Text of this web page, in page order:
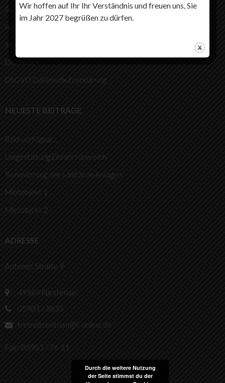
Angelordnung
Impressum
Kontakt
Disclaimer
DSGVO Datenschutzerklärung
NEUESTE BEITRÄGE
Bald verfügbar…
Umgestaltung Einfahrtsbereich
Renovierung der sanitären Anlagen
Mietobjekt 1
Mietobjekt 2
ADRESSE
Antener Straße 9
49584 Fürstenau
05901 / 3835
freizeitcentrum@t-online.de
Fax : 05901 / 76 11
Durch die weitere Nutzung
der Seite stimmst du der
Wir hoffen auf Ihr Ihr Verständnis und freuen uns, Sie
im Jahr 2027 begrüßen zu dürfen.